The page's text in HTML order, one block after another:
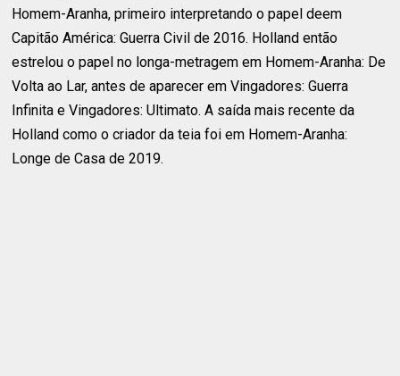
Homem-Aranha, primeiro interpretando o papel deem
Capitão América: Guerra Civil de 2016. Holland então
estrelou o papel no longa-metragem em Homem-Aranha: De
Volta ao Lar, antes de aparecer em Vingadores: Guerra
Infinita e Vingadores: Ultimato. A saída mais recente da
Holland como o criador da teia foi em Homem-Aranha:
Longe de Casa de 2019.